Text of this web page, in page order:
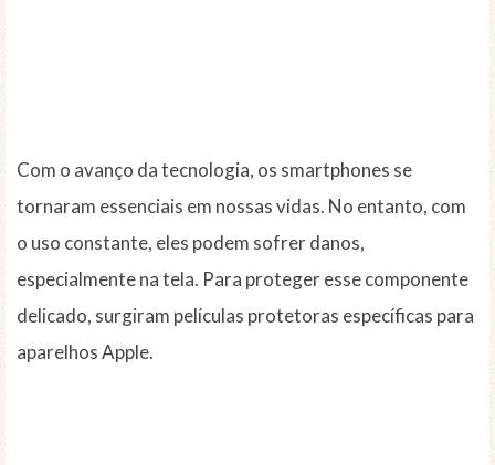
Com o avanço da tecnologia, os smartphones se
tornaram essenciais em nossas vidas. No entanto, com
o uso constante, eles podem sofrer danos,
especialmente na tela. Para proteger esse componente
delicado, surgiram películas protetoras específicas para
aparelhos Apple.